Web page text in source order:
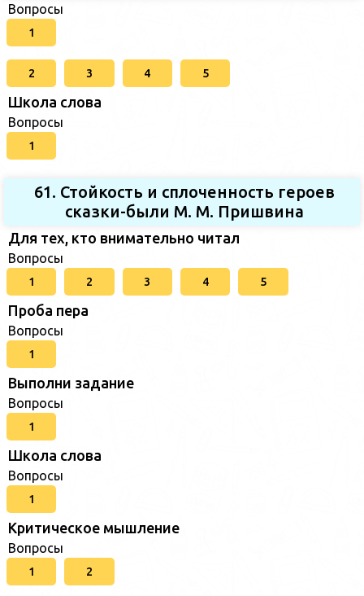
Вопросы
1
2 3 4 5
Школа слова
Вопросы
1
61. Стойкость и сплоченность героев
сказки-были М. М. Пришвина
Для тех, кто внимательно читал
Вопросы
1 2 3 4 5
Проба пера
Вопросы
1
Выполни задание
Вопросы
1
Школа слова
Вопросы
1
Критическое мышление
Вопросы
1 2